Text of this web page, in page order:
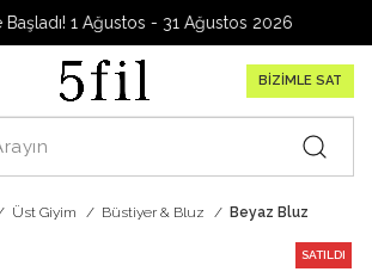
1 Ağustos - 31 Ağustos 2026
BİZİMLE SAT
Üst Giyim Büstiyer & Bluz Beyaz Bluz
SATILDI